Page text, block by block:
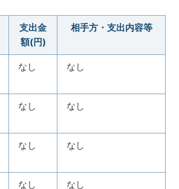
支出金
額(円)
相手方・支出内容等
なし なし
なし なし
なし なし
なし なし